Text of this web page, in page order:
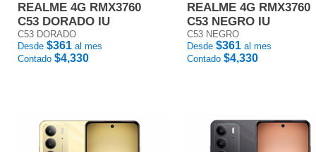
REALME 4G RMX3760
C53 DORADO IU
C53 DORADO
Desde $361 al mes
Contado $4,330
REALME 4G RMX3760
C53 NEGRO IU
C53 NEGRO
Desde $361 al mes
Contado $4,330